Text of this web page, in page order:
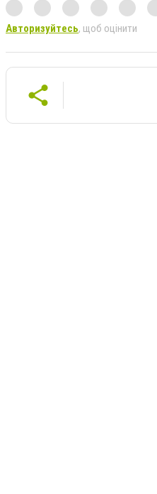
Авторизуйтесь, щоб оцінити